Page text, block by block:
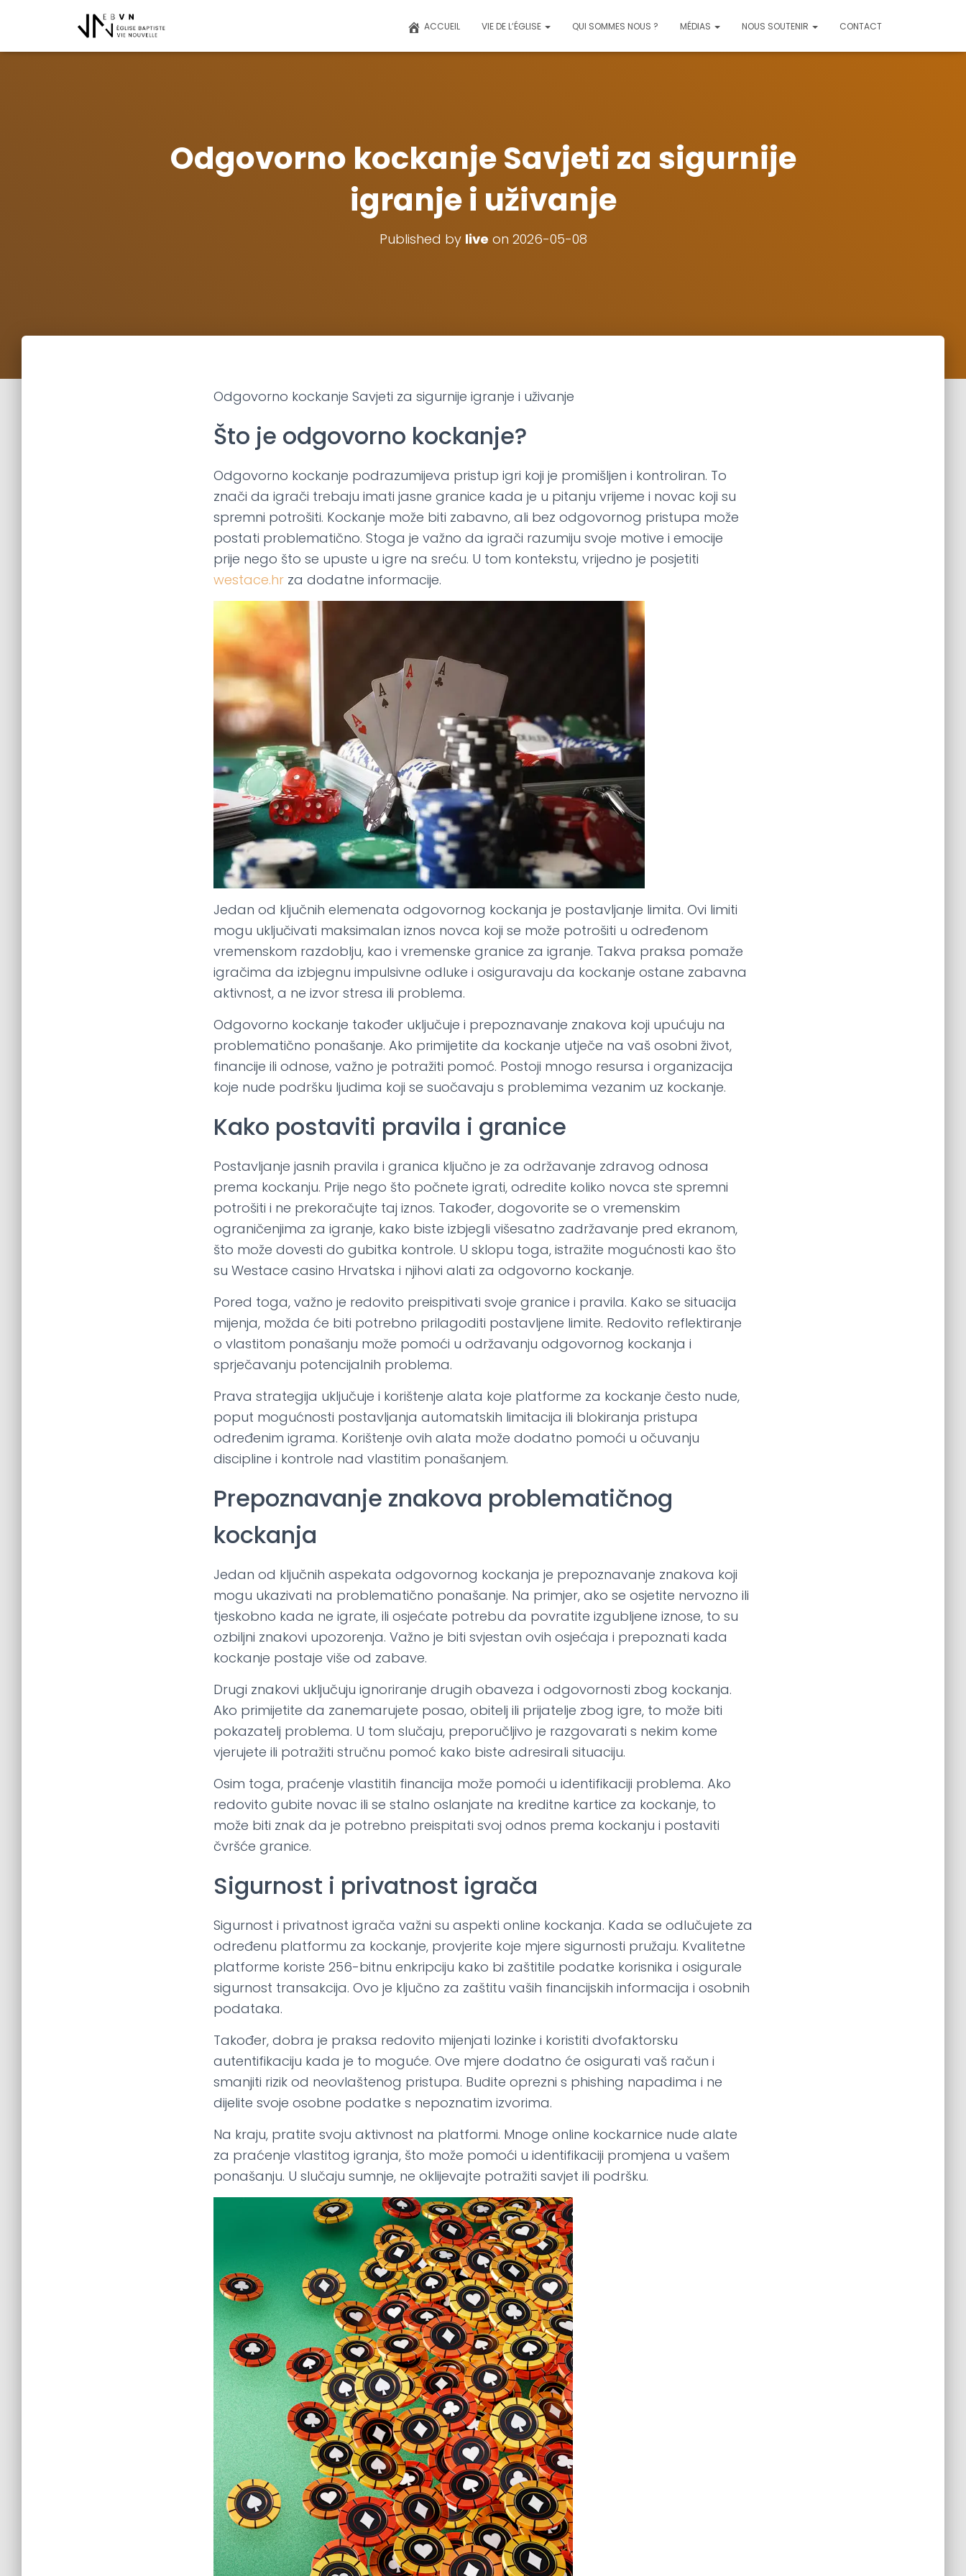
ACCUEIL VIE DE L’ÉGLISE QUI SOMMES NOUS ? MÉDIAS NOUS SOUTENIR CONTACT
Odgovorno kockanje Savjeti za sigurnije
igranje i uživanje
Published by live on 2026-05-08
Odgovorno kockanje Savjeti za sigurnije igranje i uživanje
Što je odgovorno kockanje?
Odgovorno kockanje podrazumijeva pristup igri koji je promišljen i kontroliran. To
znači da igrači trebaju imati jasne granice kada je u pitanju vrijeme i novac koji su
spremni potrošiti. Kockanje može biti zabavno, ali bez odgovornog pristupa može
postati problematično. Stoga je važno da igrači razumiju svoje motive i emocije
prije nego što se upuste u igre na sreću. U tom kontekstu, vrijedno je posjetiti
westace.hr za dodatne informacije.
Jedan od ključnih elemenata odgovornog kockanja je postavljanje limita. Ovi limiti
mogu uključivati maksimalan iznos novca koji se može potrošiti u određenom
vremenskom razdoblju, kao i vremenske granice za igranje. Takva praksa pomaže
igračima da izbjegnu impulsivne odluke i osiguravaju da kockanje ostane zabavna
aktivnost, a ne izvor stresa ili problema.
Odgovorno kockanje također uključuje i prepoznavanje znakova koji upućuju na
problematično ponašanje. Ako primijetite da kockanje utječe na vaš osobni život,
financije ili odnose, važno je potražiti pomoć. Postoji mnogo resursa i organizacija
koje nude podršku ljudima koji se suočavaju s problemima vezanim uz kockanje.
Kako postaviti pravila i granice
Postavljanje jasnih pravila i granica ključno je za održavanje zdravog odnosa
prema kockanju. Prije nego što počnete igrati, odredite koliko novca ste spremni
potrošiti i ne prekoračujte taj iznos. Također, dogovorite se o vremenskim
ograničenjima za igranje, kako biste izbjegli višesatno zadržavanje pred ekranom,
što može dovesti do gubitka kontrole. U sklopu toga, istražite mogućnosti kao što
su Westace casino Hrvatska i njihovi alati za odgovorno kockanje.
Pored toga, važno je redovito preispitivati svoje granice i pravila. Kako se situacija
mijenja, možda će biti potrebno prilagoditi postavljene limite. Redovito reflektiranje
o vlastitom ponašanju može pomoći u održavanju odgovornog kockanja i
sprječavanju potencijalnih problema.
Prava strategija uključuje i korištenje alata koje platforme za kockanje često nude,
poput mogućnosti postavljanja automatskih limitacija ili blokiranja pristupa
određenim igrama. Korištenje ovih alata može dodatno pomoći u očuvanju
discipline i kontrole nad vlastitim ponašanjem.
Prepoznavanje znakova problematičnog
kockanja
Jedan od ključnih aspekata odgovornog kockanja je prepoznavanje znakova koji
mogu ukazivati na problematično ponašanje. Na primjer, ako se osjetite nervozno ili
tjeskobno kada ne igrate, ili osjećate potrebu da povratite izgubljene iznose, to su
ozbiljni znakovi upozorenja. Važno je biti svjestan ovih osjećaja i prepoznati kada
kockanje postaje više od zabave.
Drugi znakovi uključuju ignoriranje drugih obaveza i odgovornosti zbog kockanja.
Ako primijetite da zanemarujete posao, obitelj ili prijatelje zbog igre, to može biti
pokazatelj problema. U tom slučaju, preporučljivo je razgovarati s nekim kome
vjerujete ili potražiti stručnu pomoć kako biste adresirali situaciju.
Osim toga, praćenje vlastitih financija može pomoći u identifikaciji problema. Ako
redovito gubite novac ili se stalno oslanjate na kreditne kartice za kockanje, to
može biti znak da je potrebno preispitati svoj odnos prema kockanju i postaviti
čvršće granice.
Sigurnost i privatnost igrača
Sigurnost i privatnost igrača važni su aspekti online kockanja. Kada se odlučujete za
određenu platformu za kockanje, provjerite koje mjere sigurnosti pružaju. Kvalitetne
platforme koriste 256-bitnu enkripciju kako bi zaštitile podatke korisnika i osigurale
sigurnost transakcija. Ovo je ključno za zaštitu vaših financijskih informacija i osobnih
podataka.
Također, dobra je praksa redovito mijenjati lozinke i koristiti dvofaktorsku
autentifikaciju kada je to moguće. Ove mjere dodatno će osigurati vaš račun i
smanjiti rizik od neovlaštenog pristupa. Budite oprezni s phishing napadima i ne
dijelite svoje osobne podatke s nepoznatim izvorima.
Na kraju, pratite svoju aktivnost na platformi. Mnoge online kockarnice nude alate
za praćenje vlastitog igranja, što može pomoći u identifikaciji promjena u vašem
ponašanju. U slučaju sumnje, ne oklijevajte potražiti savjet ili podršku.